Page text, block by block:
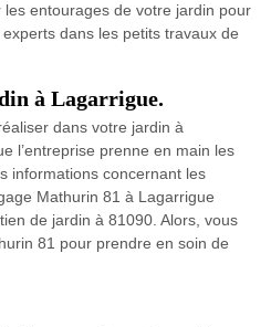
entourages de votre jardin pour
dans les petits travaux de
à Lagarrigue.
dans votre jardin à
l’entreprise prenne en main les
informations concernant les
Mathurin 81 à Lagarrigue
de jardin à 81090. Alors, vous
81 pour prendre en soin de